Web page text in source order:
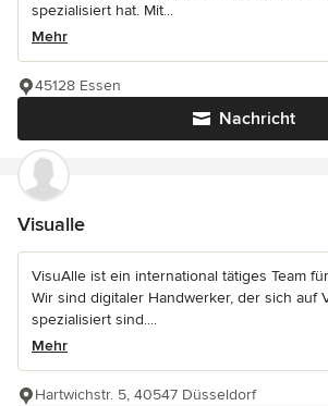
spezialisiert hat. Mit...
Mehr
Nachricht
45128 Essen
Visualle
VisuAlle ist ein international tätiges Team
Wir sind digitaler Handwerker, der sich auf
spezialisiert sind....
Mehr
Hartwichstr. 5, 40547 Düsseldorf